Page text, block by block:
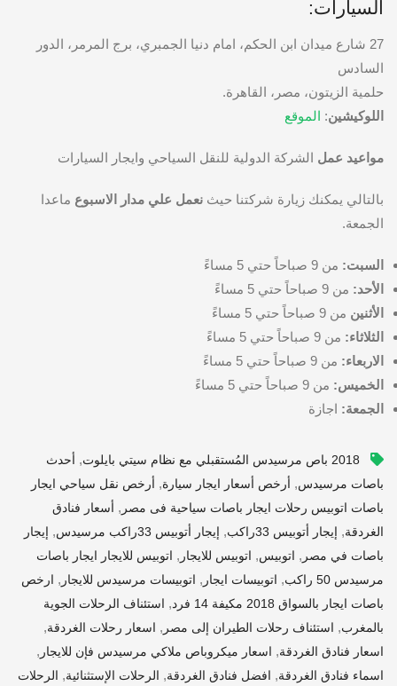
السيارات:
27 شارع ميدان ابن الحكم، امام دنيا الجمبري، برج المرمر، الدور
السادس
حلمية الزيتون، مصر، القاهرة.
اللوكيشين: الموقع
مواعيد عمل الشركة الدولية للنقل السياحي وايجار السيارات
بالتالي يمكنك زيارة شركتنا حيث نعمل علي مدار الاسبوع ماعدا
الجمعة.
السبت: من 9 صباحاً حتي 5 مساءً
الأحد: من 9 صباحاً حتي 5 مساءً
الأثنين من 9 صباحاً حتي 5 مساءً
الثلاثاء: من 9 صباحاً حتي 5 مساءً
الاربعاء: من 9 صباحاً حتي 5 مساءً
الخميس: من 9 صباحاً حتي 5 مساءً
الجمعة: اجازة
2018 باص مرسيدس المُستقبلي مع نظام سيتي بايلوت , أحدث
باصات مرسيدس, أرخص أسعار ايجار سيارة, أرخص نقل سياحي ايجار
باصات اتوبيس رحلات ايجار باصات سياحية فى مصر , أسعار فنادق
الغردقة, إيجار أتوبيس 33راكب , إيجار أتوبيس 33راكب مرسيدس , إيجار
باصات في مصر , اتوبيس, اتوبيس للايجار , اتوبيس للايجار ايجار باصات
مرسيدس 50 راكب
, اتوبيسات ايجار , اتوبيسات مرسيدس للايجار , ارخص
باصات ايجار بالسواق 2018 مكيفة 14 فرد
, استئناف الرحلات الجوية
بالمغرب, استئناف رحلات الطيران إلى مصر , اسعار رحلات الغردقة,
اسعار فنادق الغردقة, اسعار ميكروباص ملاكي مرسيدس فإن للايجار ,
اسماء فنادق الغردقة, افضل فنادق الغردقة, الرحلات الإستثنائية, الرحلات